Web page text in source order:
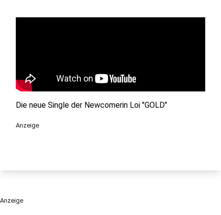
Die neue Single der Newcomerin Loi "GOLD"
Anzeige
Anzeige